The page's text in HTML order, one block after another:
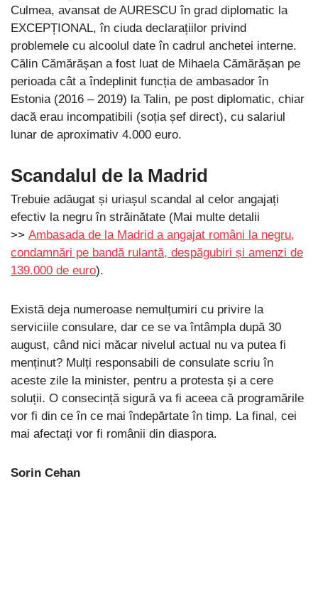
Culmea, avansat de AURESCU în grad diplomatic la
EXCEPȚIONAL, în ciuda declarațiilor privind
problemele cu alcoolul date în cadrul anchetei interne.
Călin Cămărășan a fost luat de Mihaela Cămărășan pe
perioada cât a îndeplinit funcția de ambasador în
Estonia (2016 – 2019) la Talin, pe post diplomatic, chiar
dacă erau incompatibili (soția șef direct), cu salariul
lunar de aproximativ 4.000 euro.
Scandalul de la Madrid
Trebuie adăugat și uriașul scandal al celor angajați
efectiv la negru în străinătate (Mai multe detalii
>> Ambasada de la Madrid a angajat români la negru,
condamnări pe bandă rulantă, despăgubiri și amenzi de
139.000 de euro).
Există deja numeroase nemulțumiri cu privire la
serviciile consulare, dar ce se va întâmpla după 30
august, când nici măcar nivelul actual nu va putea fi
menținut? Mulți responsabili de consulate scriu în
aceste zile la minister, pentru a protesta și a cere
soluții. O consecință sigură va fi aceea că programările
vor fi din ce în ce mai îndepărtate în timp. La final, cei
mai afectați vor fi românii din diaspora.
Sorin Cehan